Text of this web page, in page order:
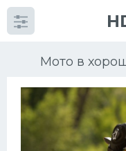
Мото в